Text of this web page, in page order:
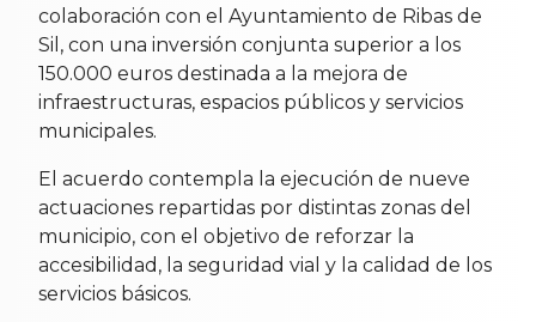
colaboración con el Ayuntamiento de Ribas de
Sil, con una inversión conjunta superior a los
150.000 euros destinada a la mejora de
infraestructuras, espacios públicos y servicios
municipales.
El acuerdo contempla la ejecución de nueve
actuaciones repartidas por distintas zonas del
municipio, con el objetivo de reforzar la
accesibilidad, la seguridad vial y la calidad de los
servicios básicos.